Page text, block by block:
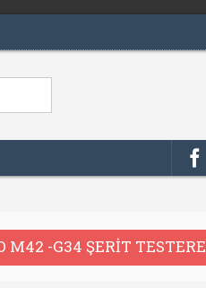
M42 -G34 ŞERİT TESTERE